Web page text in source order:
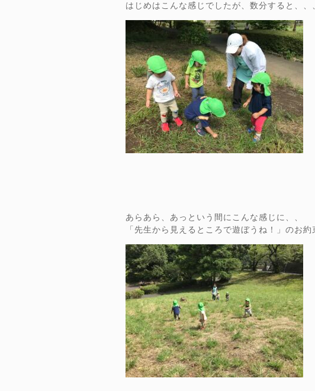
はじめはこんな感じでしたが、数分すると、、
あらあら、あっという間にこんな感じに、、
「先生から見えるところで遊ぼうね！」のお